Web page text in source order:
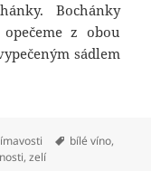
Bochánky
z obou
sádlem
Štítky:
bílé víno,
,zelí